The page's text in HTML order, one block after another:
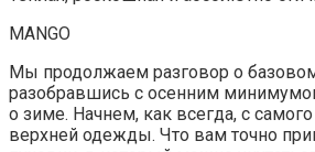
MANGO
Мы продолжаем разговор о
разобравшись с осенним
о зиме. Начнем, как всегда, с
верхней одежды. Что вам точно